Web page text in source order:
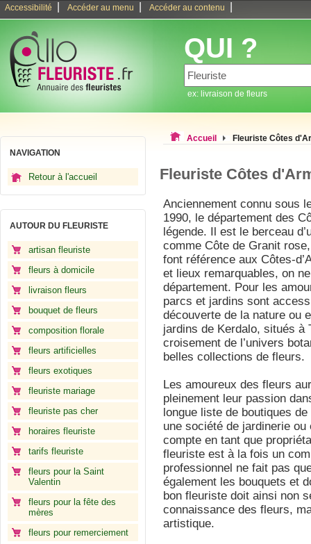
Accessibilité Accéder au menu Accéder au contenu
QUI ?
ex: livraison de fleurs
NAVIGATION
Retour à l'accueil
AUTOUR DU FLEURISTE
artisan fleuriste
fleurs à domicile
livraison fleurs
bouquet de fleurs
composition florale
fleurs artificielles
fleurs exotiques
fleuriste mariage
fleuriste pas cher
horaires fleuriste
tarifs fleuriste
fleurs pour la Saint
Valentin
fleurs pour la fête des
mères
fleurs pour remerciement
Accueil Fleuriste Côtes
Fleuriste Côtes
Anciennement connu sous
1990, le département des
légende. Il est le berceau
comme Côte de Granit
font référence aux Côtes-
et lieux remarquables, on
département. Pour les
parcs et jardins sont
découverte de la nature ou
jardins de Kerdalo, situés à
croisement de l’univers
belles collections de fleurs.
Les amoureux des fleurs
pleinement leur passion
longue liste de boutiques
une société de jardinerie
compte en tant que
fleuriste est à la fois un
professionnel ne fait pas
également les bouquets et
bon fleuriste doit ainsi non
connaissance des fleurs,
artistique.